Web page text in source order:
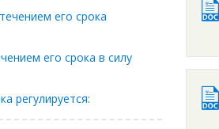
его срока
его срока в силу
регулируется: